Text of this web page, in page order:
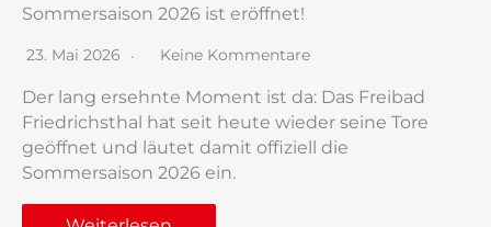
Sommersaison 2026 ist eröffnet!
23. Mai 2026 Keine Kommentare
Der lang ersehnte Moment ist da: Das Freibad
Friedrichsthal hat seit heute wieder seine Tore
geöffnet und läutet damit offiziell die
Sommersaison 2026 ein.